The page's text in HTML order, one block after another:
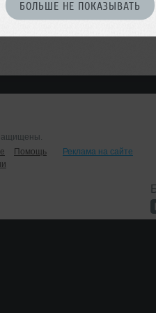
БОЛЬШЕ НЕ ПОКАЗЫВАТЬ
Помощь
Реклама на сайте